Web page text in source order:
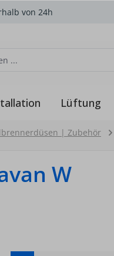
von 24h
Lüftung
| Zubehör
W